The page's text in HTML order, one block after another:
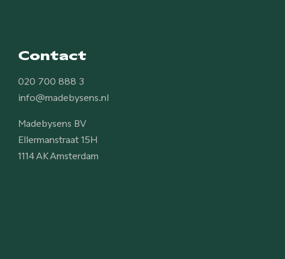
Contact
020 700 888 3
info@madebysens.nl
Madebysens BV
Ellermanstraat 15H
1114 AK Amsterdam